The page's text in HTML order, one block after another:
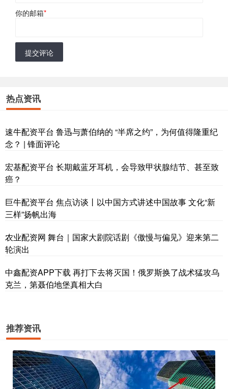
你的邮箱*
提交评论
热点资讯
速牛配资平台 鲁迅与萧伯纳的 “半席之约”，为何值得隆重纪
念？ | 锋面评论
宏基配资平台 长期戴蓝牙耳机，会导致甲状腺结节、甚至致
癌？
巨牛配资平台 焦点访谈丨以中国方式讲述中国故事 文化“新
三样”扬帆出海
农业配资网 舞台｜国家大剧院话剧《傲慢与偏见》迎来第二
轮演出
中鑫配资APP下载 再打下去将灭国！俄罗斯换了战术猛攻乌
克兰，第聂伯地堡真相大白
推荐资讯